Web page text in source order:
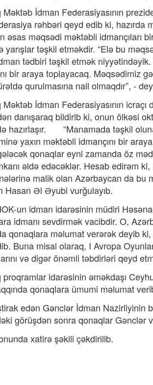
İdman Federasiyasının
rəhbəri qeyd edib ki, hazırda
əsas məqsədi məktəbli idmançıları
yarışlar təşkil etməkdir. “Elə bu
tədbiri təşkil etmək
bir araya toplayacaq. Məqsədimiz
qurulmasına nail olmaqdır”, -
İdman Federasiyasının
danışaraq bildirib ki, onun ölkəsi
hazırlaşır. “Manamada təşkil
yaxın məktəbli idmançını bir
qonaqlar eyni zamanda öz
əldə edəcəklər. Hesab edirəm
malik olan Azərbaycan da bu
Hasan Əl Əyubi vurğulayıb.
un idman idarəsinin müdiri
idmanı sevdirmək vacibdir. O,
qonaqlara məlumat verərək deyib
Buna misal olaraq, I Avropa
və digər önəmli təbdirləri qeyd
idarəsinin əməkdaşı
qonaqlara ümumi məlumat
edən Gənclər İdman Nazirliyinin
görüşdən sonra qonaqlar Gənclər
xatirə şəkili çəkdirilib.